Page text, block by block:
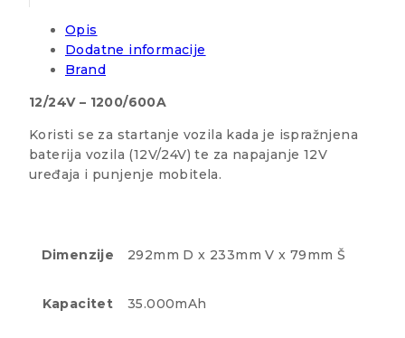
Opis
Dodatne informacije
Brand
12/24V – 1200/600A
Koristi se za startanje vozila kada je ispražnjena
baterija vozila (12V/24V) te za napajanje 12V
uređaja i punjenje mobitela.
Dimenzije 292mm D x 233mm V x 79mm Š
Kapacitet 35.000mAh